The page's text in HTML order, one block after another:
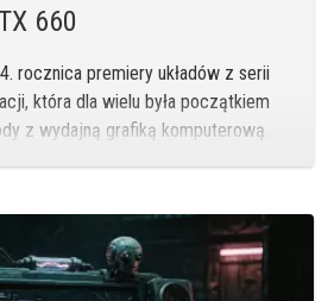
660
rocznica premiery układów z serii
która dla wielu była początkiem
z wydajną grafiką komputerową.